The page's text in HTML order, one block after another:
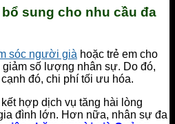
sung cho nhu cầu đa
sóc người già hoặc trẻ em cho
số lượng nhân sự. Do đó,
đó, chi phí tối ưu hóa.
hợp dịch vụ tăng hài lòng
đình lớn. Hơn nữa, nhân sự đa